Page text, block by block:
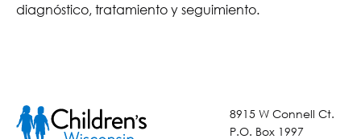
diagnóstico, tratamiento y seguimiento.
8915 W Connell Ct.
P.O. Box 1997